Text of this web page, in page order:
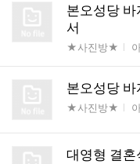
본오성당
서
게시판명
★사진방★
본오성당 바
게시판명
★사진방★
대영형 결혼